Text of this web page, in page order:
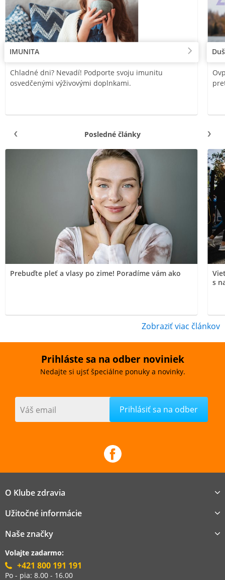
IMUNITA
Chladné dni? Nevadí! Podporte svoju imunitu
osvedčenými výživovými doplnkami.
Posledné články
Prebuďte pleť a vlasy po zime! Poradíme vám ako
s
Zobraziť viac článkov
Prihláste sa na odber noviniek
Nedajte si ujsť špeciálne ponuky a novinky.
Váš email
O Klube zdravia
Užitočné informácie
Naše značky
Volajte zadarmo:
+421 800 191 191
Po - pia: 8.00 - 16.00